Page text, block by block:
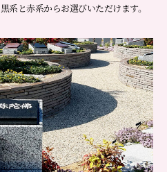
黒系と赤系からお選びいただけます。